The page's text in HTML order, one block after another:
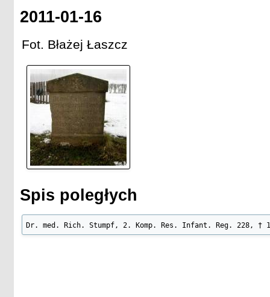
2011-01-16
Fot. Błażej Łaszcz
Spis poległych
Dr. med. Rich. Stumpf, 2. Komp. Res. Infant. Reg. 228, †